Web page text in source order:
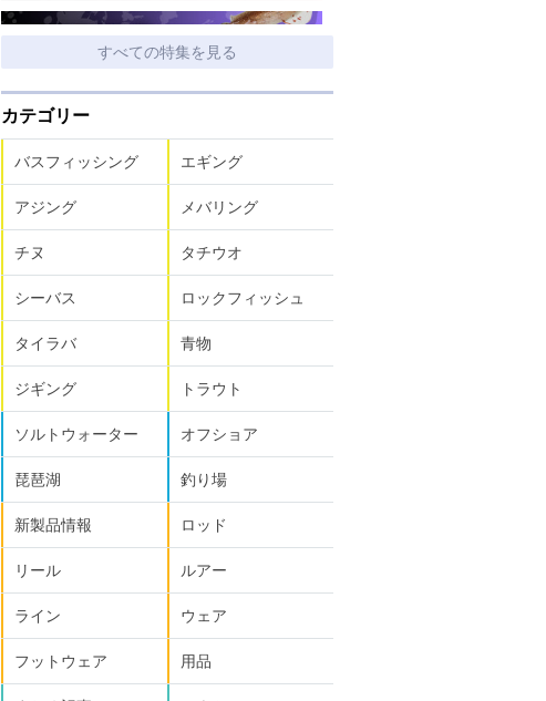
すべての特集を見る
カテゴリー
バスフィッシング エギング
アジング メバリング
チヌ タチウオ
シーバス ロックフィッシュ
タイラバ 青物
ジギング トラウト
ソルトウォーター オフショア
琵琶湖 釣り場
新製品情報 ロッド
リール ルアー
ライン ウェア
フットウェア 用品